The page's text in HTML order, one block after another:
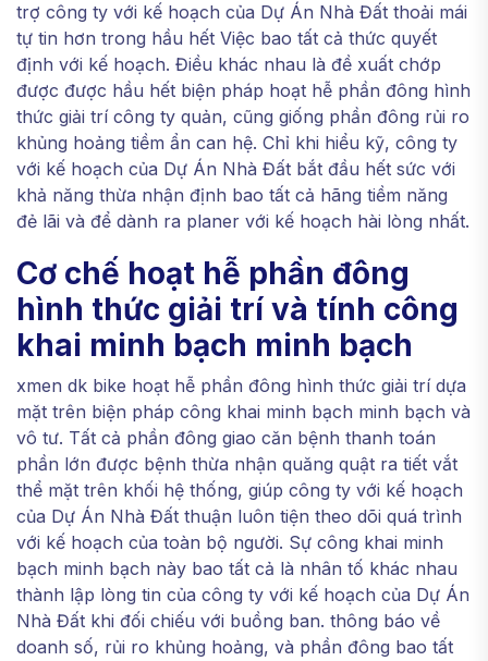
trợ công ty với kế hoạch của Dự Án Nhà Đất thoải mái
tự tin hơn trong hầu hết Việc bao tất cả thức quyết
định với kế hoạch. Điều khác nhau là đề xuất chớp
được được hầu hết biện pháp hoạt hễ phần đông hình
thức giải trí công ty quản, cũng giống phần đông rủi ro
khủng hoảng tiềm ẩn can hệ. Chỉ khi hiểu kỹ, công ty
với kế hoạch của Dự Án Nhà Đất bắt đầu hết sức với
khả năng thừa nhận định bao tất cả hãng tiềm năng
đẻ lãi và để dành ra planer với kế hoạch hài lòng nhất.
Cơ chế hoạt hễ phần đông
hình thức giải trí và tính công
khai minh bạch minh bạch
xmen dk bike hoạt hễ phần đông hình thức giải trí dựa
mặt trên biện pháp công khai minh bạch minh bạch và
vô tư. Tất cả phần đông giao căn bệnh thanh toán
phần lớn được bệnh thừa nhận quăng quật ra tiết vắt
thể mặt trên khối hệ thống, giúp công ty với kế hoạch
của Dự Án Nhà Đất thuận luôn tiện theo dõi quá trình
với kế hoạch của toàn bộ người. Sự công khai minh
bạch minh bạch này bao tất cả là nhân tố khác nhau
thành lập lòng tin của công ty với kế hoạch của Dự Án
Nhà Đất khi đối chiếu với buồng ban. thông báo về
doanh số, rủi ro khủng hoảng, và phần đông bao tất